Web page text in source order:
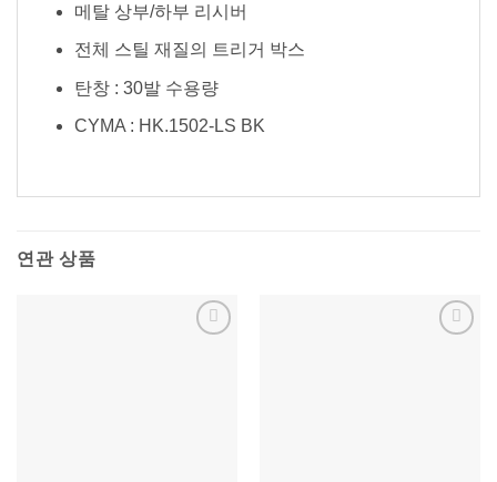
메탈 상부/하부 리시버
전체 스틸 재질의 트리거 박스
탄창 : 30발 수용량
CYMA : HK.1502-LS BK
연관 상품